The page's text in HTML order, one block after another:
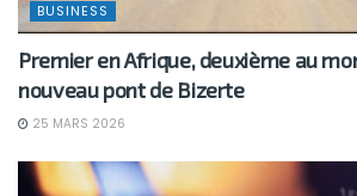
BUSINESS
Premier en Afrique, deuxième au
nouveau pont de Bizerte
25 MARS 2026